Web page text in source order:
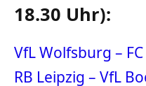
18.30 Uhr):
VfL Wolfsburg –
RB Leipzig – VfL